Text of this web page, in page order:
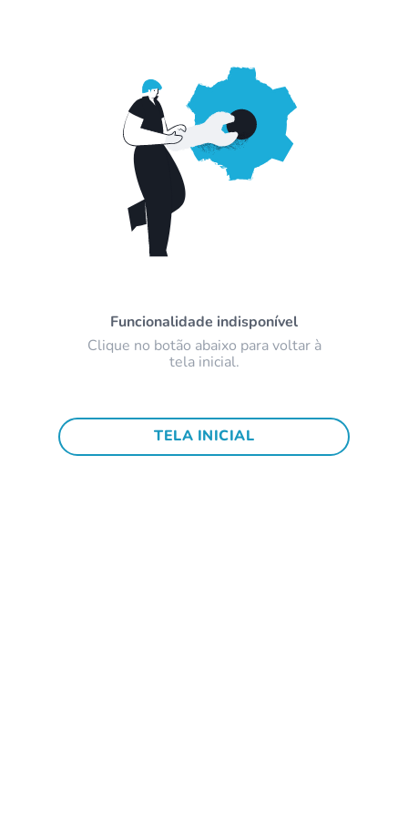
Funcionalidade indisponível
Clique no botão abaixo para voltar à
tela inicial.
TELA INICIAL